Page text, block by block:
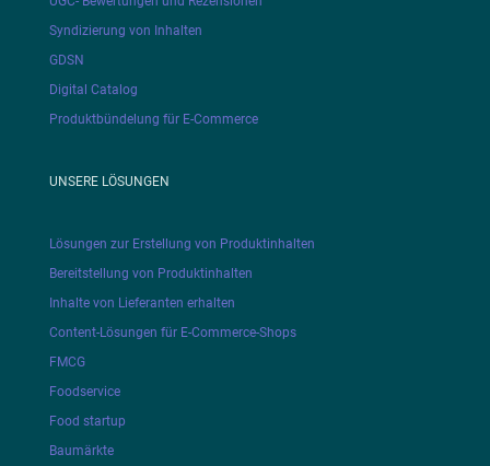
Syndizierung von Inhalten
GDSN
Digital Catalog
Produktbündelung für E-Commerce
UNSERE LÖSUNGEN
Lösungen zur Erstellung von Produktinhalten
Bereitstellung von Produktinhalten
Inhalte von Lieferanten erhalten
Content-Lösungen für E-Commerce-Shops
FMCG
Foodservice
Food startup
Baumärkte